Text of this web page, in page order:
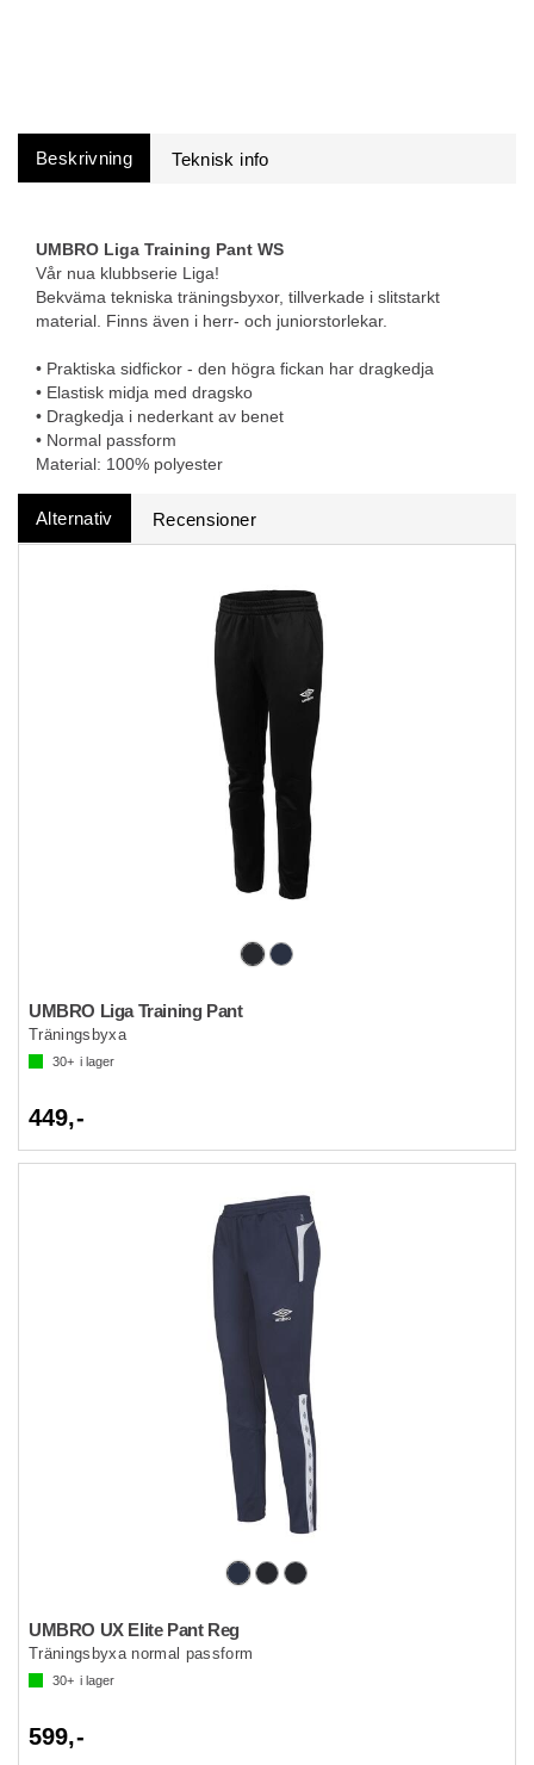
Beskrivning
UMBRO Liga Training Pant WS
Vår nua klubbserie Liga!
Bekväma tekniska träningsbyxor, tillverkade i slitstarkt
material. Finns även i herr- och juniorstorlekar.
• Praktiska sidfickor - den högra fickan har dragkedja
• Elastisk midja med dragsko
• Dragkedja i nederkant av benet
• Normal passform
Material: 100% polyester
Alternativ Recensioner
UMBRO Liga Training Pant
Träningsbyxa
30+ i lager
449,-
UMBRO UX Elite Pant Reg
Träningsbyxa normal passform
30+ i lager
599,-